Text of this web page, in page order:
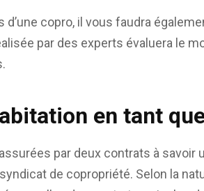
d’une copro, il vous faudra
par des experts évaluera le
en tant
par deux contrats à
de copropriété. Selon la